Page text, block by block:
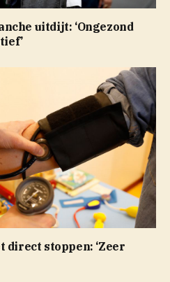
uitdijt: ‘Ongezond
direct stoppen: ‘Zeer